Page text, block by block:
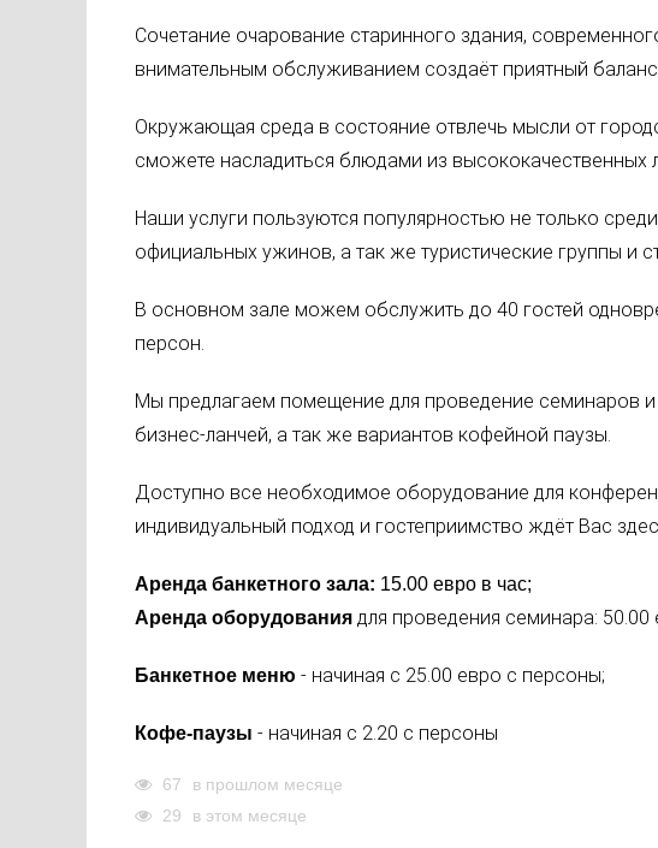
Сочетание очарование старинного здания,
внимательным обслуживанием создаёт приятный
Окружающая среда в состояние отвлечь мысли от
сможете насладиться блюдами из высококачественных
Наши услуги пользуются популярностью не только
официальных ужинов, а так же туристические группы и
В основном зале можем обслужить до 40 гостей
персон.
Мы предлагаем помещение для проведение семинаров
бизнес-ланчей, а так же вариантов кофейной паузы.
Доступно все необходимое оборудование для
индивидуальный подход и гостеприимство ждёт Вас
Аренда банкетного зала: 15.00 евро в час;
Аренда оборудования для проведения семинара: 50.00
Банкетное меню - начиная с 25.00 евро с персоны;
Кофе-паузы - начиная с 2.20 с персоны
67
в прошлом месяце
29
в этом месяце